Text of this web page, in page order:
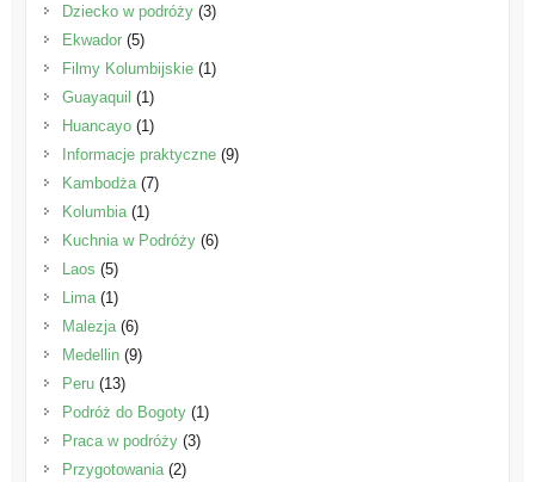
Dziecko w podróży(3)
Ekwador(5)
Filmy Kolumbijskie(1)
Guayaquil (1)
Huancayo(1)
Informacje praktyczne(9)
Kambodża(7)
Kolumbia(1)
Kuchnia w Podróży(6)
Laos (5)
Lima(1)
Malezja(6)
Medellin(9)
Peru(13)
Podróż do Bogoty(1)
Praca w podróży(3)
Przygotowania(2)